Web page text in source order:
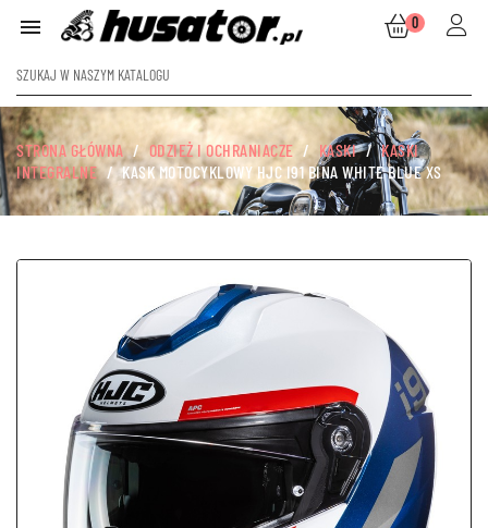
 0
STRONA GŁÓWNA ODZIEŻ I OCHRANIACZE KASKI
KASKI
INTEGRALNE
KASK MOTOCYKLOWY HJC I91 BINA WHITE BLUE XS